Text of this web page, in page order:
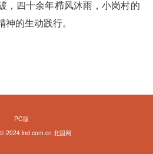
，四十余年栉风沐雨，小岗村的
神的生动践行。
PC版
2024 lnd.com.cn 北国网